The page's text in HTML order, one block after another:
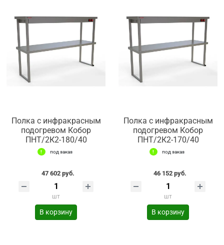
Полка с инфракрасным
подогревом Кобор
ПНТ/2К2-180/40
под заказ
47 602 руб.
шт
В корзину
Полка с инфракрасным
подогревом Кобор
ПНТ/2К2-170/40
под заказ
46 152 руб.
шт
В корзину